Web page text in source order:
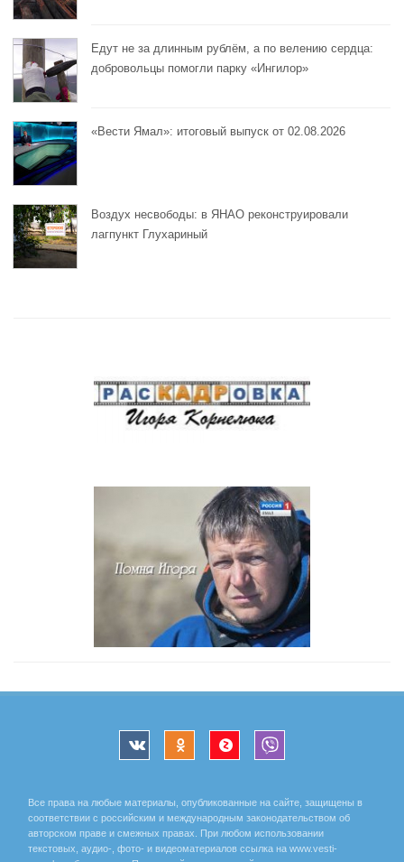
Едут не за длинным рублём, а по велению сердца:
добровольцы помогли парку «Ингилор»
«Вести Ямал»: итоговый выпуск от 02.08.2026
Воздух несвободы: в ЯНАО реконструировали
лагпункт Глухариный
Все права на любые материалы, опубликованные на сайте, защищены в
соответствии с российским и международным законодательством об
авторском праве и смежных правах. При любом использовании
текстовых, аудио-, фото- и видеоматериалов ссылка на www.vesti-